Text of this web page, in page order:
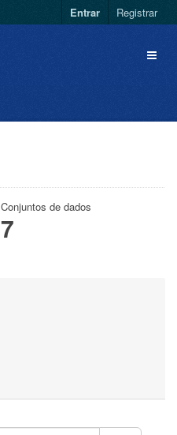
Entrar Registrar
Conjuntos de dados
7